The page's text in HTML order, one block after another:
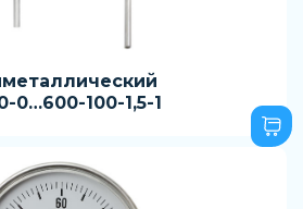
0…600-100-1,5-1